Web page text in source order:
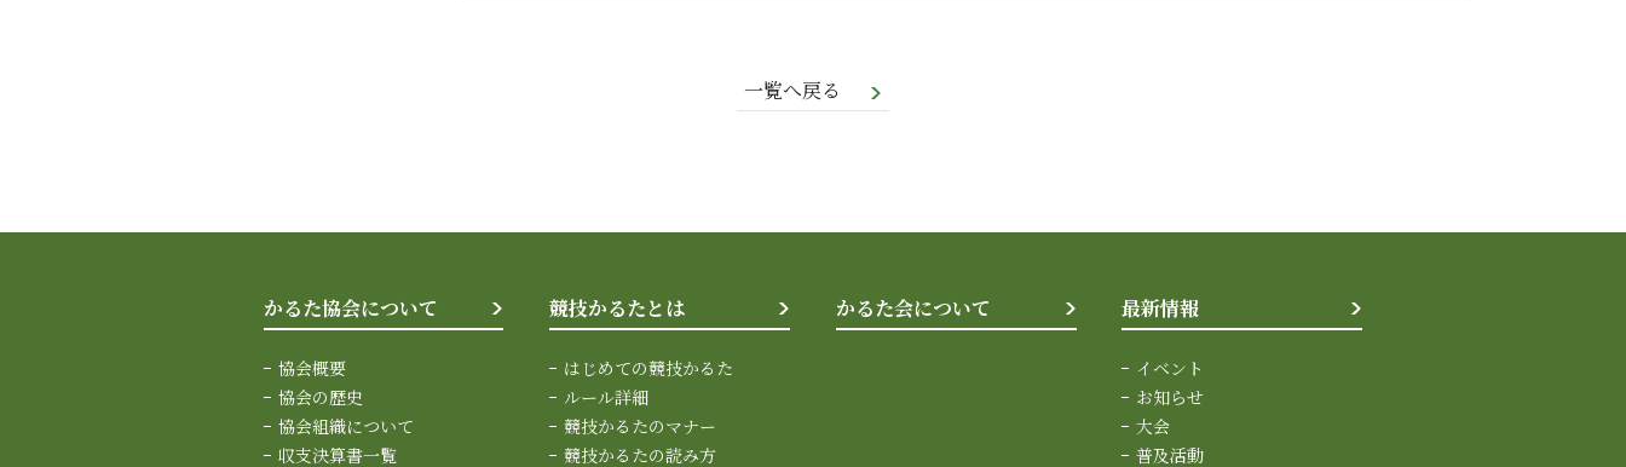
一覧へ戻る
かるた協会について
協会概要
協会の歴史
協会組織について
収支決算書一覧
競技かるたとは
はじめての競技かるた
ルール詳細
競技かるたのマナー
競技かるたの読み方
かるた会について 最新情報
イベント
お知らせ
大会
普及活動